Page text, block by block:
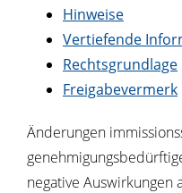
Hinweise
Vertiefende
Rechtsgrundlage
Freigabevermerk
Änderungen
negative Auswirkungen